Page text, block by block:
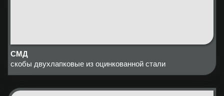
СМД
скобы двухлапковые из оцинкованной стали